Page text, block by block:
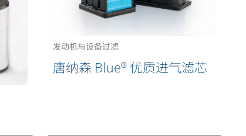
发动机与设备过滤
唐纳森 Blue® 优质进气滤芯